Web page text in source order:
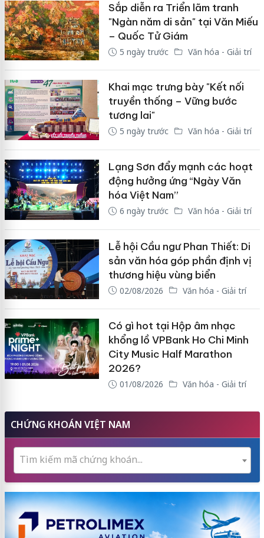
Sắp diễn ra Triển lãm tranh
"Ngàn năm di sản" tại Văn Miếu
– Quốc Tử Giám
5 ngày trước Văn hóa - Giải trí
Khai mạc trưng bày "Kết nối
truyền thống – Vững bước
tương lai"
5 ngày trước Văn hóa - Giải trí
Lạng Sơn đẩy mạnh các hoạt
động hưởng ứng “Ngày Văn
hóa Việt Nam”
6 ngày trước Văn hóa - Giải trí
Lễ hội Cầu ngư Phan Thiết: Di
sản văn hóa góp phần định vị
thương hiệu vùng biển
02/08/2026 Văn hóa - Giải trí
Có gì hot tại Hộp âm nhạc
khổng lồ VPBank Ho Chi Minh
City Music Half Marathon
2026?
01/08/2026 Văn hóa - Giải trí
CHỨNG KHOÁN VIỆT NAM
Tìm kiếm mã chứng khoán...